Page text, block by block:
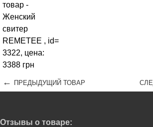
← ПРЕДЫДУЩИЙ ТОВАР
Отзывы о товаре: